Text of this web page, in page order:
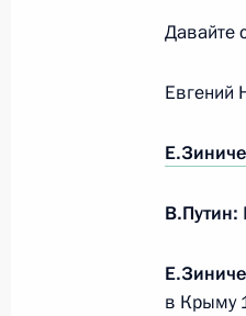
27
27
в ходе
Давайте
Евгений
В.Путин:
в Крыму